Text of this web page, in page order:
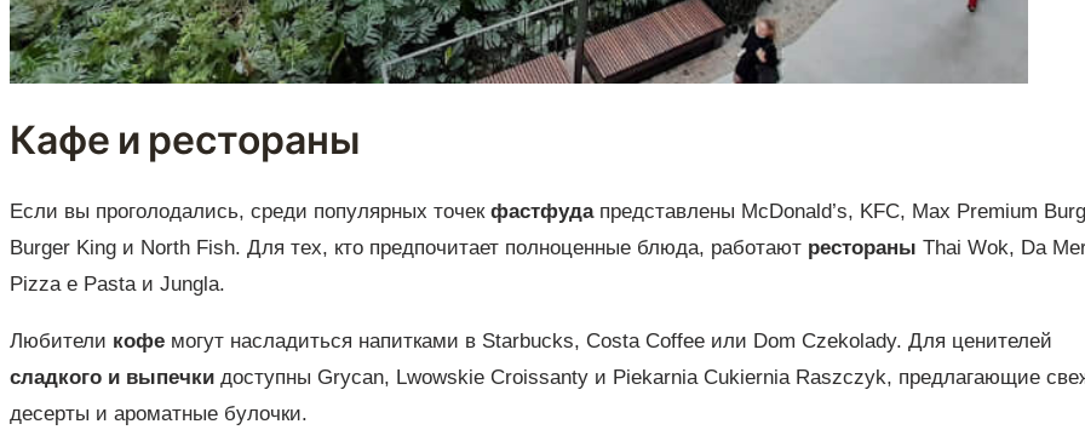
Кафе и рестораны
Если вы проголодались, среди популярных точек фастфуда представлены McDonald’s, KFC, Max Premium
Burger King и North Fish. Для тех, кто предпочитает полноценные блюда, работают рестораны Thai Wok, Da
Pizza e Pasta и Jungla.
Любители кофе могут насладиться напитками в Starbucks, Costa Coffee или Dom Czekolady. Для ценителей
сладкого и выпечки доступны Grycan, Lwowskie Croissanty и Piekarnia Cukiernia Raszczyk, предлагающие
десерты и ароматные булочки.